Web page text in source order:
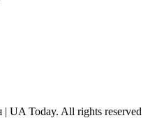
UA Today. All rights reserved